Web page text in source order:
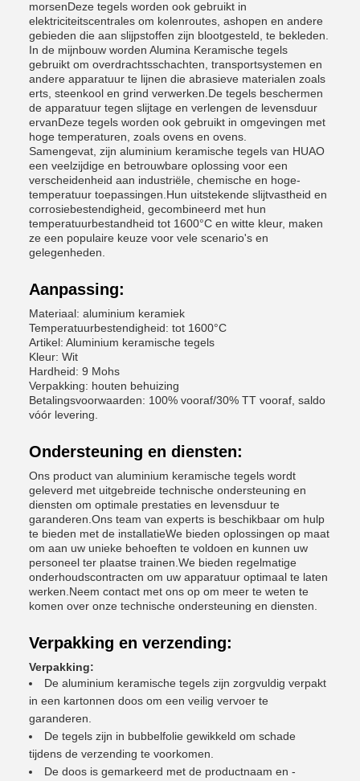
morsenDeze tegels worden ook gebruikt in
elektriciteitscentrales om kolenroutes, ashopen en andere
gebieden die aan slijpstoffen zijn blootgesteld, te bekleden.
In de mijnbouw worden Alumina Keramische tegels
gebruikt om overdrachtsschachten, transportsystemen en
andere apparatuur te lijnen die abrasieve materialen zoals
erts, steenkool en grind verwerken.De tegels beschermen
de apparatuur tegen slijtage en verlengen de levensduur
ervanDeze tegels worden ook gebruikt in omgevingen met
hoge temperaturen, zoals ovens en ovens.
Samengevat, zijn aluminium keramische tegels van HUAO
een veelzijdige en betrouwbare oplossing voor een
verscheidenheid aan industriële, chemische en hoge-
temperatuur toepassingen.Hun uitstekende slijtvastheid en
corrosiebestendigheid, gecombineerd met hun
temperatuurbestandheid tot 1600°C en witte kleur, maken
ze een populaire keuze voor vele scenario's en
gelegenheden.
Aanpassing:
Materiaal: aluminium keramiek
Temperatuurbestendigheid: tot 1600°C
Artikel: Aluminium keramische tegels
Kleur: Wit
Hardheid: 9 Mohs
Verpakking: houten behuizing
Betalingsvoorwaarden: 100% vooraf/30% TT vooraf, saldo
vóór levering.
Ondersteuning en diensten:
Ons product van aluminium keramische tegels wordt
geleverd met uitgebreide technische ondersteuning en
diensten om optimale prestaties en levensduur te
garanderen.Ons team van experts is beschikbaar om hulp
te bieden met de installatieWe bieden oplossingen op maat
om aan uw unieke behoeften te voldoen en kunnen uw
personeel ter plaatse trainen.We bieden regelmatige
onderhoudscontracten om uw apparatuur optimaal te laten
werken.Neem contact met ons op om meer te weten te
komen over onze technische ondersteuning en diensten.
Verpakking en verzending:
Verpakking:
De aluminium keramische tegels zijn zorgvuldig verpakt
in een kartonnen doos om een veilig vervoer te
garanderen.
De tegels zijn in bubbelfolie gewikkeld om schade
tijdens de verzending te voorkomen.
De doos is gemarkeerd met de productnaam en -